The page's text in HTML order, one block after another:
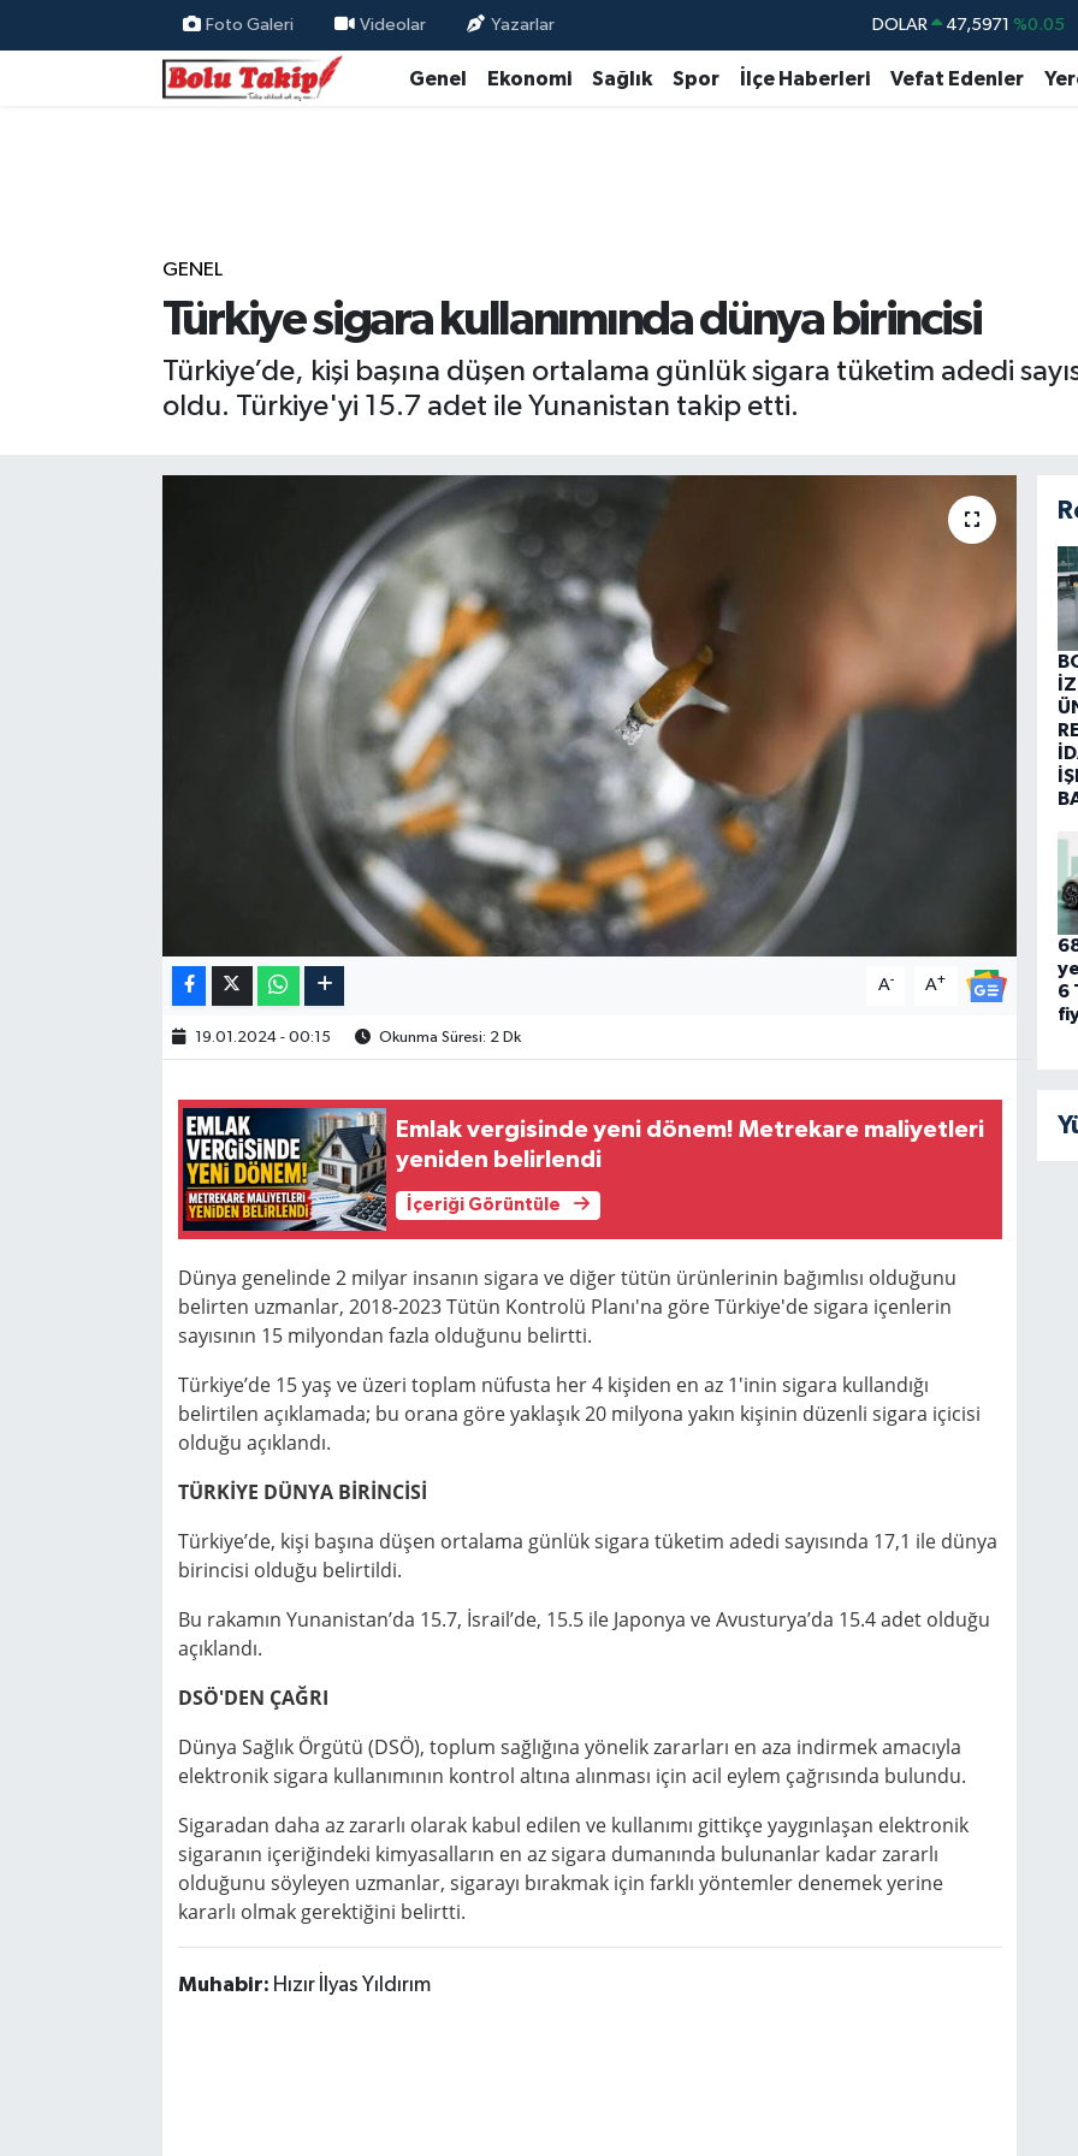
Foto Galeri Videolar Yazarlar DOLAR 47,5971 %0.05
EURO 55,1336 %0.18
Genel Ekonomi Sağlık Spor İlçe Haberleri Vefat Edenler
GENEL
Türkiye sigara kullanımında dünya birincisi
Türkiye’de, kişi başına düşen ortalama günlük sigara tüketim adedi
oldu. Türkiye'yi 15.7 adet ile Yunanistan takip etti.
A- A+
19.01.2024 - 00:15 Okunma Süresi: 2 Dk
Emlak vergisinde yeni dönem! Metrekare maliyetleri
yeniden belirlendi
İçeriği Görüntüle
Dünya genelinde 2 milyar insanın sigara ve diğer tütün ürünlerinin bağımlısı olduğunu
belirten uzmanlar, 2018-2023 Tütün Kontrolü Planı'na göre Türkiye'de sigara içenlerin
sayısının 15 milyondan fazla olduğunu belirtti.
Türkiye’de 15 yaş ve üzeri toplam nüfusta her 4 kişiden en az 1'inin sigara kullandığı
belirtilen açıklamada; bu orana göre yaklaşık 20 milyona yakın kişinin düzenli sigara içicisi
olduğu açıklandı.
TÜRKİYE DÜNYA BİRİNCİSİ
Türkiye’de, kişi başına düşen ortalama günlük sigara tüketim adedi sayısında 17,1 ile dünya
birincisi olduğu belirtildi.
Bu rakamın Yunanistan’da 15.7, İsrail’de, 15.5 ile Japonya ve Avusturya’da 15.4 adet olduğu
açıklandı.
DSÖ'DEN ÇAĞRI
Dünya Sağlık Örgütü (DSÖ), toplum sağlığına yönelik zararları en aza indirmek amacıyla
elektronik sigara kullanımının kontrol altına alınması için acil eylem çağrısında bulundu.
Sigaradan daha az zararlı olarak kabul edilen ve kullanımı gittikçe yaygınlaşan elektronik
sigaranın içeriğindeki kimyasalların en az sigara dumanında bulunanlar kadar zararlı
olduğunu söyleyen uzmanlar, sigarayı bırakmak için farklı yöntemler denemek yerine
kararlı olmak gerektiğini belirtti.
Muhabir: Hızır İlyas Yıldırım
6